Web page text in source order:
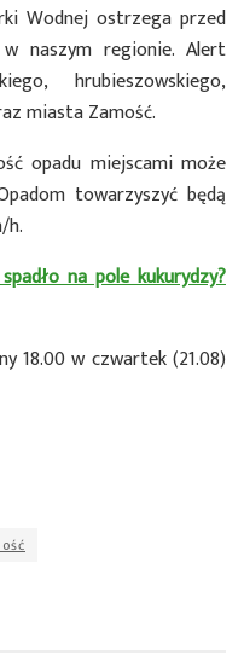
Wodnej ostrzega przed
naszym regionie. Alert
hrubieszowskiego,
miasta Zamość.
opadu miejscami może
towarzyszyć będą
h.
na pole kukurydzy?
18.00 w czwartek (21.08)